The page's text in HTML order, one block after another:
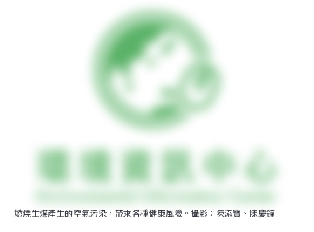
燃燒生煤產生的空氣污染，帶來各種健康風險。攝影：陳添寶、陳慶鐘